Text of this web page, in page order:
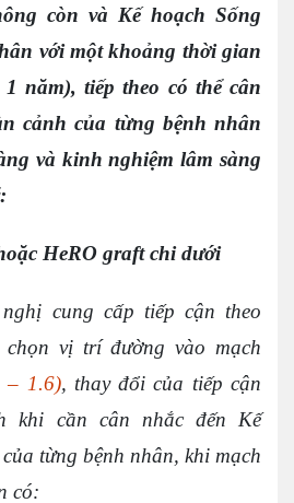
còn và Kế hoạch Sống
với một khoảng thời gian
năm), tiếp theo có thể cân
cảnh của từng bệnh nhân
và kinh nghiệm lâm sàng
HeRO graft chi dưới
cung cấp tiếp cận theo
vị trí đường vào mạch
– 1.6), thay đổi của tiếp cận
khi cần cân nhắc đến Kế
từng bệnh nhân, khi mạch
có: